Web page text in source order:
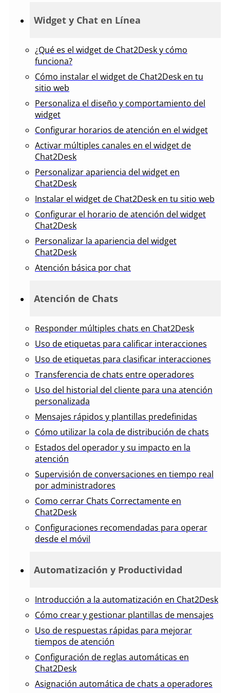
Widget y Chat en Línea
¿Qué es el widget de Chat2Desk y cómo
funciona?
Cómo instalar el widget de Chat2Desk en tu
sitio web
Personaliza el diseño y comportamiento del
widget
Configurar horarios de atención en el widget
Activar múltiples canales en el widget de
Chat2Desk
Personalizar apariencia del widget en
Chat2Desk
Instalar el widget de Chat2Desk en tu sitio web
Configurar el horario de atención del widget
Chat2Desk
Personalizar la apariencia del widget
Chat2Desk
Atención básica por chat
Atención de Chats
Responder múltiples chats en Chat2Desk
Uso de etiquetas para calificar interacciones
Uso de etiquetas para clasificar interacciones
Transferencia de chats entre operadores
Uso del historial del cliente para una atención
personalizada
Mensajes rápidos y plantillas predefinidas
Cómo utilizar la cola de distribución de chats
Estados del operador y su impacto en la
atención
Supervisión de conversaciones en tiempo real
por administradores
Como cerrar Chats Correctamente en
Chat2Desk
Configuraciones recomendadas para operar
desde el móvil
Automatización y Productividad
Introducción a la automatización en Chat2Desk
Cómo crear y gestionar plantillas de mensajes
Uso de respuestas rápidas para mejorar
tiempos de atención
Configuración de reglas automáticas en
Chat2Desk
Asignación automática de chats a operadores